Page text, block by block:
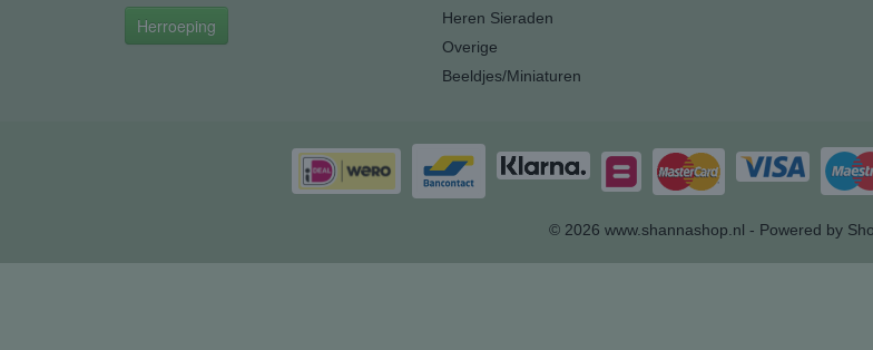
Herroeping
Heren Sieraden
Overige
Beeldjes/Miniaturen
© 2026 www.shannashop.nl - Powered by